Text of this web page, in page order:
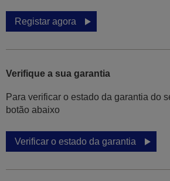
Registar agora
Verifique a sua garantia
Para verificar o estado da garantia do
botão abaixo
Verificar o estado da garantia